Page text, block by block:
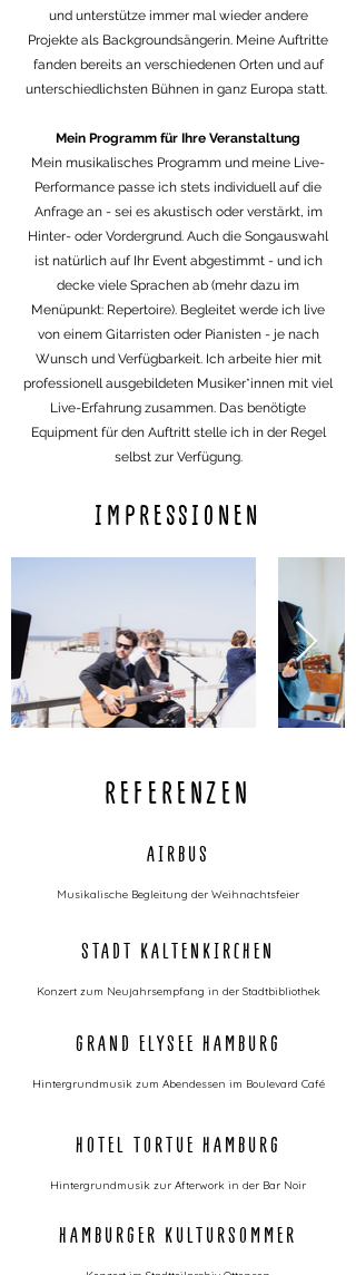
und unterstütze immer mal wieder andere
Projekte als Backgroundsängerin. Meine Auftritte
fanden bereits an verschiedenen Orten und auf
unterschiedlichsten Bühnen in ganz Europa statt.
Mein Programm für Ihre Veranstaltung
Mein musikalisches Programm und meine Live-
Performance passe ich stets individuell auf die
Anfrage an - sei es akustisch oder verstärkt, im
Hinter- oder Vordergrund. Auch die Songauswahl
ist natürlich auf Ihr Event abgestimmt - und ich
decke viele Sprachen ab (mehr dazu im
Menüpunkt: Repertoire). Begleitet werde ich live
von einem Gitarristen oder Pianisten - je nach
Wunsch und Verfügbarkeit. Ich arbeite hier mit
professionell ausgebildeten Musiker*innen mit viel
Live-Erfahrung zusammen. Das benötigte
Equipment für den Auftritt stelle ich in der Regel
selbst zur Verfügung.
IMPRESSIONEN
REFERENZEN
AIRBUS
Musikalische Begleitung der Weihnachtsfeier
STADT KALTENKIRCHEN
Konzert zum Neujahrsempfang in der Stadtbibliothek
GRAND ELYSEE HAMBURG
Hintergrundmusik zum Abendessen im Boulevard Café
HOTEL TORTUE HAMBURG
Hintergrundmusik zur Afterwork in der Bar Noir
HAMBURGER KULTURSOMMER